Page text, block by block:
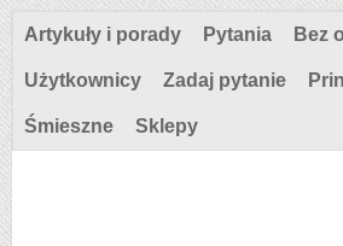
Artykuły i porady Pytania Bez
Użytkownicy Zadaj pytanie
Śmieszne Sklepy